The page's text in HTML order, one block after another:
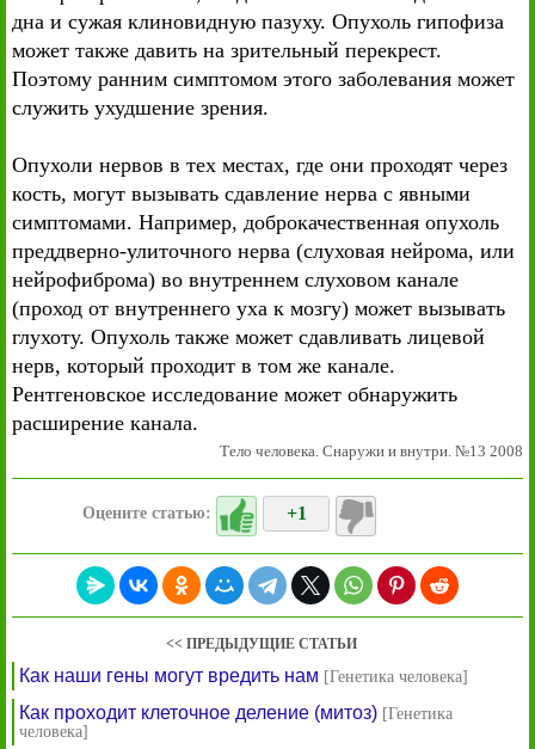
дна и сужая клиновидную пазуху. Опухоль гипофиза
может также давить на зрительный перекрест.
Поэтому ранним симптомом этого заболевания может
служить ухудшение зрения.
Опухоли нервов в тех местах, где они проходят через
кость, могут вызывать сдавление нерва с явными
симптомами. Например, доброкачественная опухоль
преддверно-улиточного нерва (слуховая нейрома, или
нейрофиброма) во внутреннем слуховом канале
(проход от внутреннего уха к мозгу) может вызывать
глухоту. Опухоль также может сдавливать лицевой
нерв, который проходит в том же канале.
Рентгеновское исследование может обнаружить
расширение канала.
Тело человека. Снаружи и внутри. №13 2008
Оцените статью: +1
<< ПРЕДЫДУЩИЕ СТАТЬИ
Как наши гены могут вредить нам [Генетика человека]
Как проходит клеточное деление (митоз) [Генетика
человека]